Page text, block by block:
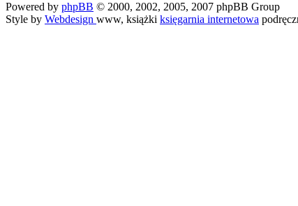
Powered by phpBB © 2000, 2002, 2005, 2007 phpBB Group
Style by Webdesign www, książki księgarnia internetowa